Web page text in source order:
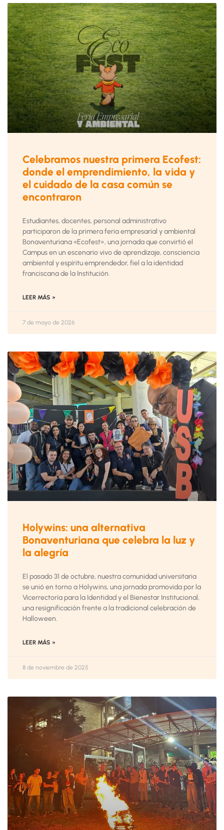
Celebramos nuestra primera Ecofest:
donde el emprendimiento, la vida y
el cuidado de la casa común se
encontraron
Estudiantes, docentes, personal administrativo
participaron de la primera feria empresarial y ambiental
Bonaventuriana «Ecofest», una jornada que convirtió el
Campus en un escenario vivo de aprendizaje, consciencia
ambiental y espíritu emprendedor, fiel a la identidad
franciscana de la Institución.
LEER MÁS »
7 de mayo de 2026
Holywins: una alternativa
Bonaventuriana que celebra la luz y
la alegría
El pasado 31 de octubre, nuestra comunidad universitaria
se unió en torno a Holywins, una jornada promovida por la
Vicerrectoría para la Identidad y el Bienestar Institucional,
una resignificación frente a la tradicional celebración de
Halloween.
LEER MÁS »
8 de noviembre de 2025